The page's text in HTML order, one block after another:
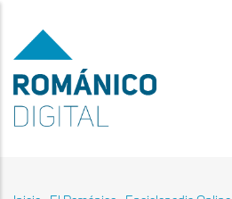
contenido
principal